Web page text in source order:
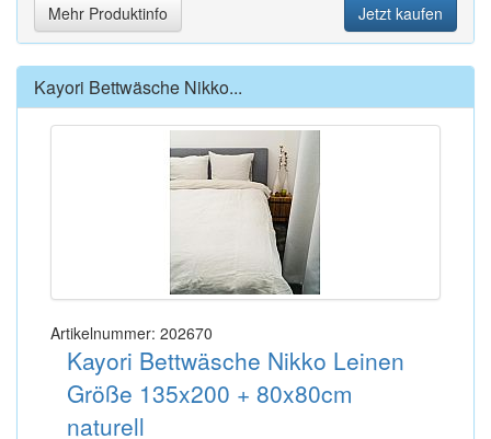
Mehr Produktinfo Jetzt kaufen
Kayori Bettwäsche Nikko...
Artikelnummer: 202670
Kayori Bettwäsche Nikko Leinen
Größe 135x200 + 80x80cm
naturell